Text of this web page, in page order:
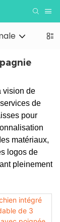
vision de
de
pour
matériaux,
logos de
pleinement